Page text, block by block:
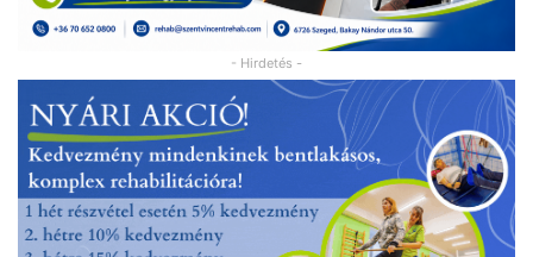
- Hirdetés -